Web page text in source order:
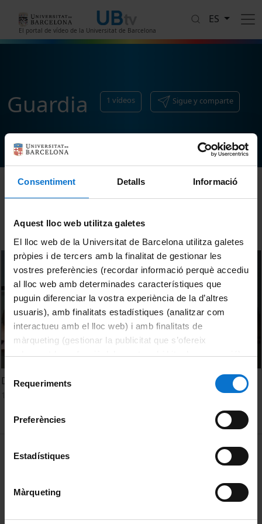
Consentiment Detalls Informació
Aquest lloc web utilitza galetes
El lloc web de la Universitat de Barcelona utilitza galetes
pròpies i de tercers amb la finalitat de gestionar les
vostres preferències (recordar informació perquè accediu
al lloc web amb determinades característiques que
puguin diferenciar la vostra experiència de la d’altres
usuaris), amb finalitats estadístiques (analitzar com
interactueu amb el lloc web) i amb finalitats de
màrqueting (gestionar la publicitat que s’ofereix
adequant-la en funció dels vostres hàbits de navegació).
consultar laPolítica de galetes del lloc web de la
Selecció
de Requeriments
Preferències
Estadístiques
Màrqueting
El portal de vídeo de la Universitat de Barcelona
ES
Guardia 1 vídeos Sigue y comparte
Ordenar
Debat: Sant Climent de Taüll
MENÚ PEU 1
Política de Cookies
Privacidad y términos